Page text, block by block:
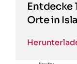
Entdecke
Orte in